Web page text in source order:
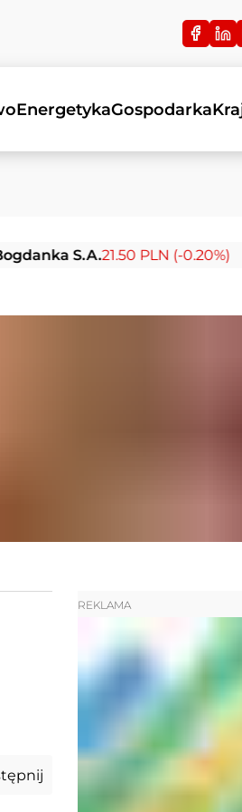
EnergetykaGospodarka
S.A.21.50 PLN (-0.20%) Złoto4
REKLAMA